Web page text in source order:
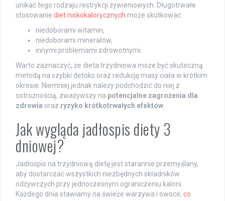
unikać tego rodzaju restrykcji żywieniowych. Długotrwałe
stosowanie diet niskokalorycznych może skutkować:
niedoborami witamin,
niedoborami minerałów,
innymi problemami zdrowotnymi.
Warto zaznaczyć, że dieta trzydniowa może być skuteczną
metodą na szybki detoks oraz redukcję masy ciała w krótkim
okresie. Niemniej jednak należy podchodzić do niej z
ostrożnością, zważywszy na potencjalne zagrożenia dla
zdrowia oraz ryzyko krótkotrwałych efektów
Jak wygląda jadłospis diety 3
dniowej?
Jadłospis na trzydniową dietę jest starannie przemyślany,
aby dostarczać wszystkich niezbędnych składników
odżywczych przy jednoczesnym ograniczeniu kalorii.
Każdego dnia stawiamy na świeże warzywa i owoce, co